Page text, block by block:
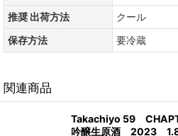
推奨 出荷方法
クール
保存方法
要冷蔵
関連商品
Takachiyo 59
吟醸生原酒 2023